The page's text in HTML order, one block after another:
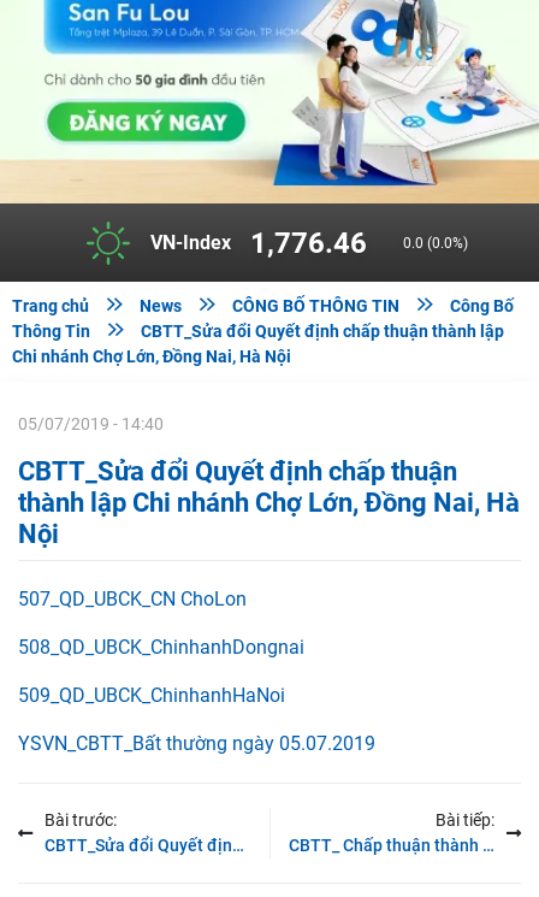
VN-Index 1,776.46 0.0 (0.0%)
Trang chủ  News  CÔNG BỐ THÔNG TIN 
Công Bố
Thông Tin

CBTT_Sửa đổi Quyết định chấp thuận thành lập
Chi nhánh Chợ Lớn, Đồng Nai, Hà Nội
05/07/2019 - 14:40
CBTT_Sửa đổi Quyết định chấp thuận
thành lập Chi nhánh Chợ Lớn, Đồng Nai, Hà
Nội
507_QD_UBCK_CN ChoLon
508_QD_UBCK_ChinhanhDongnai
509_QD_UBCK_ChinhanhHaNoi
YSVN_CBTT_Bất thường ngày 05.07.2019
Bài trước:
CBTT_Sửa đổi Quyết định chấp thuận thành lập Chi nhánh Bình Dương
Bài tiếp:
CBTT_ Chấp thuận thành lập và Hoạt động lưu ký chứng khoán cho CN Đà Nẵng